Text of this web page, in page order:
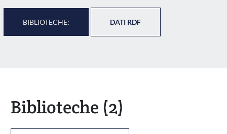
BIBLIOTECHE: DATI RDF
Biblioteche (2)